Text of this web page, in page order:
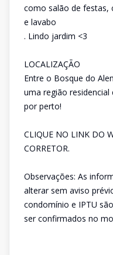
como salão de festas,
e lavabo
. Lindo jardim <3
LOCALIZAÇÃO
Entre o Bosque do
uma região
por perto!
CLIQUE NO LINK DO
CORRETOR.
Observações: As
alterar sem aviso
condomínio e IPTU
ser confirmados no